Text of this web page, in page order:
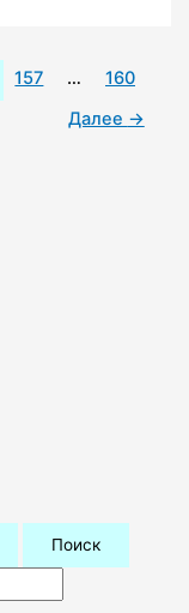
157 …
160
Далее →